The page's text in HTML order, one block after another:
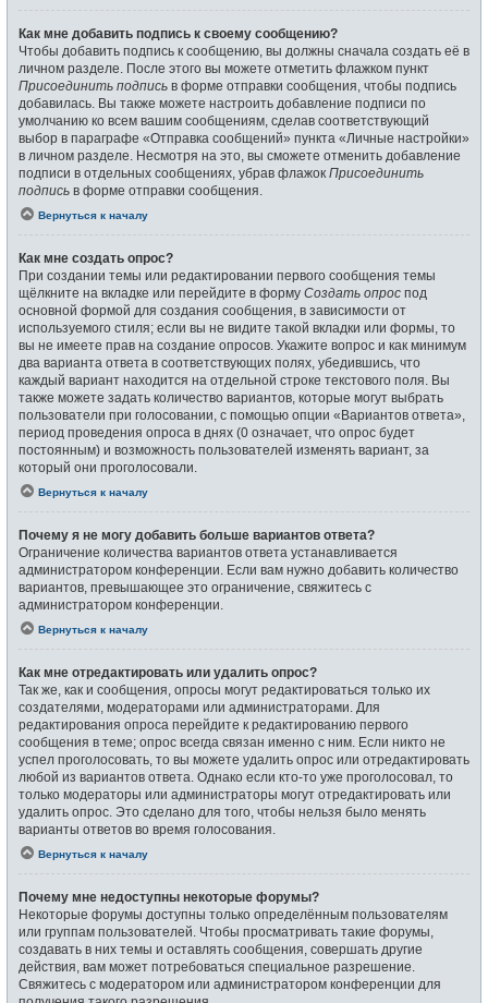
Как мне добавить подпись к своему сообщению?
Чтобы добавить подпись к сообщению, вы должны сначала создать её в
личном разделе. После этого вы можете отметить флажком пункт
Присоединить подпись в форме отправки сообщения, чтобы подпись
добавилась. Вы также можете настроить добавление подписи по
умолчанию ко всем вашим сообщениям, сделав соответствующий
выбор в параграфе «Отправка сообщений» пункта «Личные настройки»
в личном разделе. Несмотря на это, вы сможете отменить добавление
подписи в отдельных сообщениях, убрав флажок Присоединить
подпись в форме отправки сообщения.
Вернуться к началу
Как мне создать опрос?
При создании темы или редактировании первого сообщения темы
щёлкните на вкладке или перейдите в форму Создать опрос под
основной формой для создания сообщения, в зависимости от
используемого стиля; если вы не видите такой вкладки или формы, то
вы не имеете прав на создание опросов. Укажите вопрос и как минимум
два варианта ответа в соответствующих полях, убедившись, что
каждый вариант находится на отдельной строке текстового поля. Вы
также можете задать количество вариантов, которые могут выбрать
пользователи при голосовании, с помощью опции «Вариантов ответа»,
период проведения опроса в днях (0 означает, что опрос будет
постоянным) и возможность пользователей изменять вариант, за
который они проголосовали.
Вернуться к началу
Почему я не могу добавить больше вариантов ответа?
Ограничение количества вариантов ответа устанавливается
администратором конференции. Если вам нужно добавить количество
вариантов, превышающее это ограничение, свяжитесь с
администратором конференции.
Вернуться к началу
Как мне отредактировать или удалить опрос?
Так же, как и сообщения, опросы могут редактироваться только их
создателями, модераторами или администраторами. Для
редактирования опроса перейдите к редактированию первого
сообщения в теме; опрос всегда связан именно с ним. Если никто не
успел проголосовать, то вы можете удалить опрос или отредактировать
любой из вариантов ответа. Однако если кто-то уже проголосовал, то
только модераторы или администраторы могут отредактировать или
удалить опрос. Это сделано для того, чтобы нельзя было менять
варианты ответов во время голосования.
Вернуться к началу
Почему мне недоступны некоторые форумы?
Некоторые форумы доступны только определённым пользователям
или группам пользователей. Чтобы просматривать такие форумы,
создавать в них темы и оставлять сообщения, совершать другие
действия, вам может потребоваться специальное разрешение.
Свяжитесь с модератором или администратором конференции для